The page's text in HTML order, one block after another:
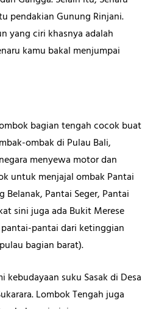
pendakian Gunung Rinjani.
yang ciri khasnya adalah
kamu bakal menjumpai
bagian tengah cocok buat
ombak di Pulau Bali,
menyewa motor dan
untuk menjajal ombak Pantai
Belanak, Pantai Seger, Pantai
sini juga ada Bukit Merese
pantai dari ketinggian
bagian barat).
kebudayaan suku Sasak di Desa
Lombok Tengah juga